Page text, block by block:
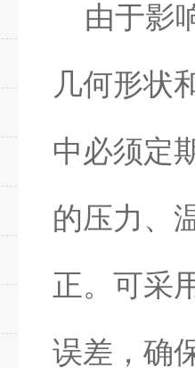
由于影
几何形状
中必须定
的压力、
正。可采
误差，确